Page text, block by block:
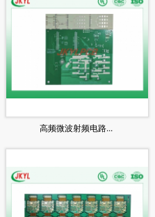
高频微波射频电路...